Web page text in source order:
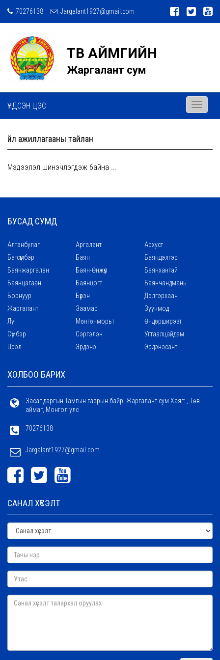
70276138 Jargalant1927@gmail.com
ТӨВ АЙМГИЙН
Жаргалант сум
ҮНДСЭН ЦЭС
Toggle
Үйл ажиллагааны тайлан
Мэдээлэл шинэчлэгдэж байна ...
БУСАД СУМД
Алтанбулаг Аргалант
Архуст
Батсүмбэр
Баян
Баяндэлгэр
Баянжаргалан
Баян-Өнжүүл
Баянхангай
Баянцагаан
Баянцогт
Баянчандмань
Борнуур
Бүрэн
Дэлгэрхаан
Жаргалант
Заамар
Зуунмод
Лүн
Мөнгөнморьт
Өндөрширээт
Сүмбэр
Сэргэлэн
Угтаалцайдам
Цээл
Эрдэнэ Эрдэнэсант
ХОЛБОО БАРИХ
Засаг даргын Тамгын газрын байр, Жаргалант сум Хаяг: , Төв
аймаг, Монгол улс
70276138
Jargalant1927@gmail.com
САНАЛ ХҮСЭЛТ